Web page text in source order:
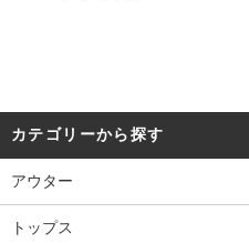
カテゴリーから探す
アウター
トップス